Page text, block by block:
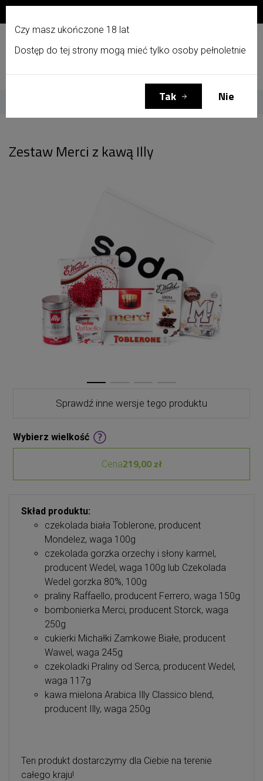
Menu Zaloguj się Koszyk (0)
Zestaw Merci z kawą Illy
Sprawdź inne wersje tego produktu
Wybierz wielkość
Cena219,00 zł
Skład produktu:
czekolada biała Toblerone, producent
Mondelez, waga 100g
czekolada gorzka orzechy i słony karmel,
producent Wedel, waga 100g lub Czekolada
Wedel gorzka 80%, 100g
praliny Raffaello, producent Ferrero, waga 150g
bombonierka Merci, producent Storck, waga
250g
cukierki Michałki Zamkowe Białe, producent
Wawel, waga 245g
czekoladki Praliny od Serca, producent Wedel,
waga 117g
kawa mielona Arabica Illy Classico blend,
producent Illy, waga 250g
Ten produkt dostarczymy dla Ciebie na terenie
całego kraju!
Czy masz ukończone 18 lat
Dostęp do tej strony mogą mieć tylko osoby pełnoletnie
Tak Nie